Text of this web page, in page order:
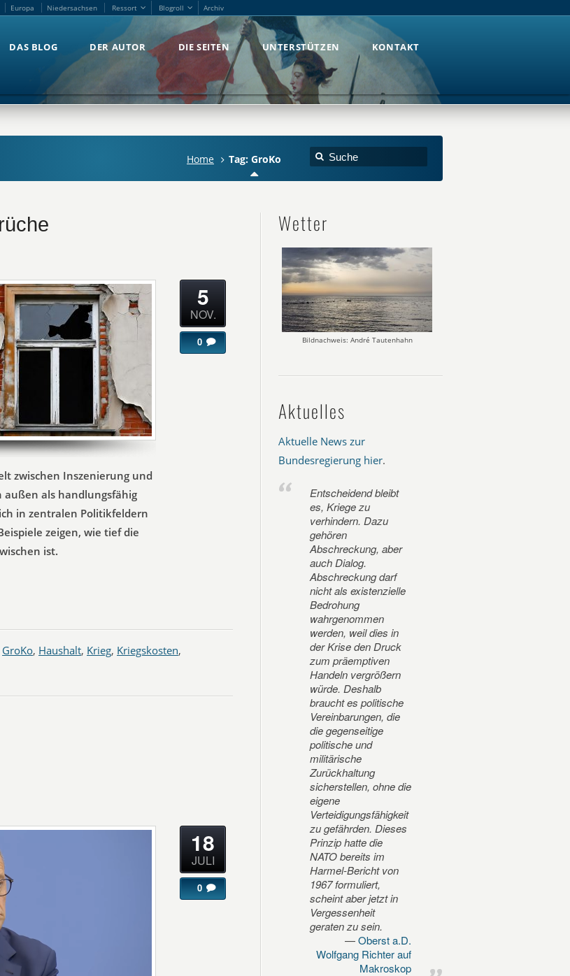
Europa Niedersachsen Ressort Blogroll Archiv
DAS BLOG DER AUTOR DIE SEITEN UNTERSTÜTZEN KONTAKT
Home Tag: GroKo
zwischen Inszenierung und
außen als handlungsfähig
in zentralen Politikfeldern
zeigen, wie tief die
ist.
5
NOV.
0
GroKo, Haushalt, Krieg, Kriegskosten,
18
JULI
0
Wetter
Bildnachweis: André Tautenhahn
Aktuelles
Aktuelle News zur
Bundesregierung hier.
Entscheidend bleibt
es, Kriege zu
verhindern. Dazu
gehören
Abschreckung, aber
auch Dialog.
Abschreckung darf
nicht als existenzielle
Bedrohung
wahrgenommen
werden, weil dies in
der Krise den Druck
zum präemptiven
Handeln vergrößern
würde. Deshalb
braucht es politische
Vereinbarungen, die
die gegenseitige
politische und
militärische
Zurückhaltung
sicherstellen, ohne die
eigene
Verteidigungsfähigkeit
zu gefährden. Dieses
Prinzip hatte die
NATO bereits im
Harmel-Bericht von
1967 formuliert,
scheint aber jetzt in
Vergessenheit
geraten zu sein.
Oberst a.D.
Wolfgang Richter auf
Makroskop
Europa Niedersachsen Ressort Blogroll Archiv
DAS BLOG DER AUTOR DIE SEITEN UNTERSTÜTZEN KONTAKT